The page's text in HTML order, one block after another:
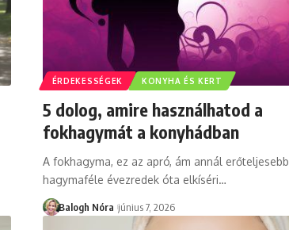
ÉRDEKESSÉGEK KONYHA ÉS KERT
5 dolog, amire használhatod a
fokhagymát a konyhádban
A fokhagyma, ez az apró, ám annál erőteljesebb
hagymaféle évezredek óta elkíséri…
Balogh Nóra június 7, 2026